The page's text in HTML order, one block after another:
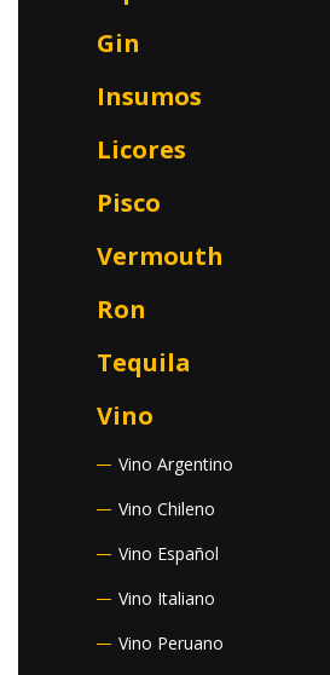
Gin
Insumos
Licores
Pisco
Vermouth
Ron
Tequila
Vino
Vino Argentino
Vino Chileno
Vino Español
Vino Italiano
Vino Peruano